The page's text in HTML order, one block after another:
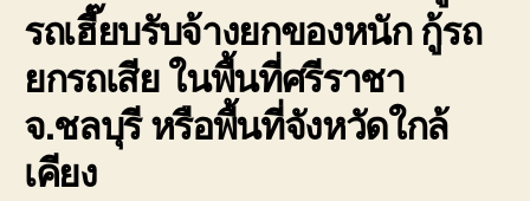
รถเฮี๊ยบรับจ้างยกของหนัก กู้รถ
ยกรถเสีย ในพื้นที่ศรีราชา
จ.ชลบุรี หรือพื้นที่จังหวัดใกล้
เคียง